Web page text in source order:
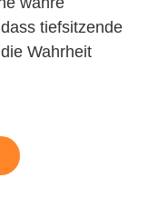
tiefsitzende
Wahrheit